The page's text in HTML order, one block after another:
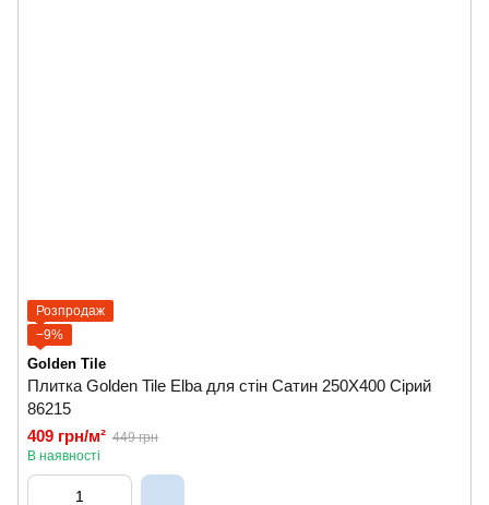
Розпродаж
−9%
Golden Tile
Плитка Golden Tile Elba для стін Сатин 250X400 Сірий
86215
409 грн/м² 449 грн
В наявності